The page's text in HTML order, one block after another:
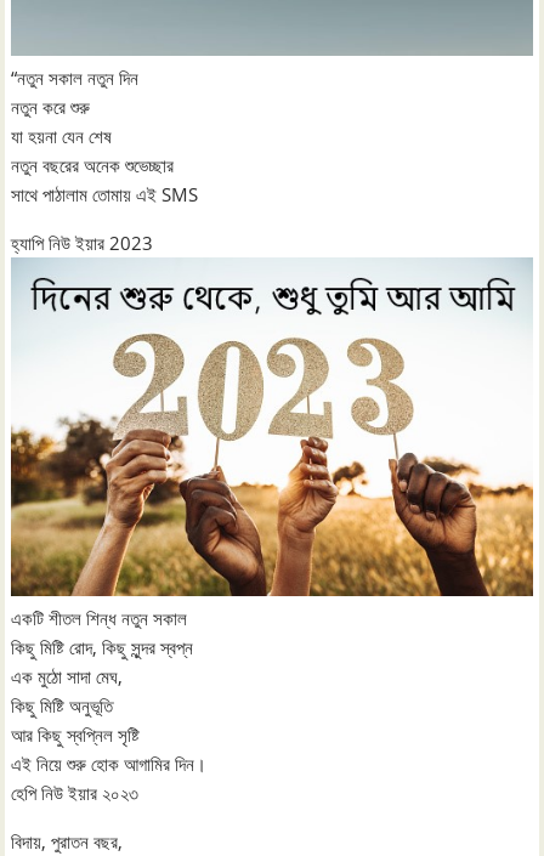
“নতুন সকাল নতুন দিন
নতুন করে শুরু
যা হয়না যেন শেষ
নতুন বছরের অনেক শুভেচ্ছার
সাথে পাঠালাম তোমায় এই SMS
হ্যাপি নিউ ইয়ার 2023
একটি শীতল শিন্ধ নতুন সকাল
কিছু মিষ্টি রোদ, কিছু সুন্দর স্বপ্ন
এক মুঠো সাদা মেঘ,
কিছু মিষ্টি অনুভূতি
আর কিছু স্বপ্নিল সৃষ্টি
এই নিয়ে শুরু হোক আগামির দিন।
হেপি নিউ ইয়ার ২০২৩
বিদায়, পুরাতন বছর,